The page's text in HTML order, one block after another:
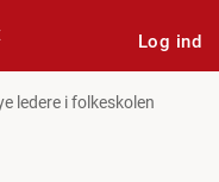
Log ind
ledere i folkeskolen